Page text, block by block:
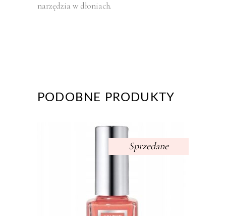
narzędzia w dłoniach.
PODOBNE PRODUKTY
Sprzedane